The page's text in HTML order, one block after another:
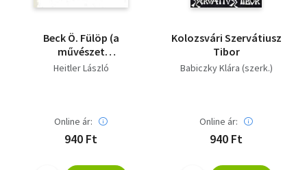
Beck Ö. Fülöp (a
művészet
kiskönyvtára)
Heitler László
Online ár:
940 Ft
Kolozsvári Szervátiusz
Tibor
Babiczky Klára (szerk.)
Online ár:
940 Ft